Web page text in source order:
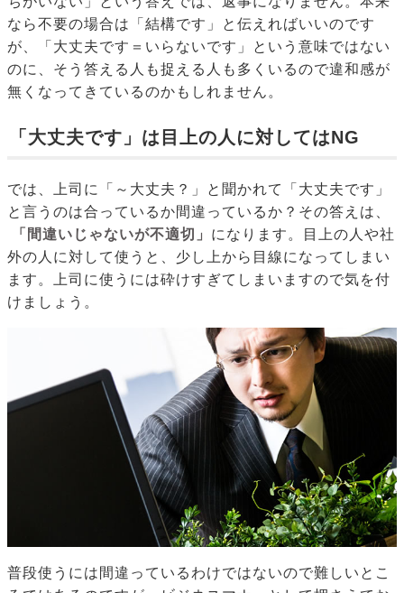
なら不要の場合は「結構です」と伝えればいいのです
が、「大丈夫です＝いらないです」という意味ではない
のに、そう答える人も捉える人も多くいるので違和感が
無くなってきているのかもしれません。
「大丈夫です」は目上の人に対してはNG
では、上司に「～大丈夫？」と聞かれて「大丈夫です」
と言うのは合っているか間違っているか？その答えは、
「間違いじゃないが不適切」 になります。目上の人や社
外の人に対して使うと、少し上から目線になってしまい
ます。上司に使うには砕けすぎてしまいますので気を付
けましょう。
普段使うには間違っているわけではないので難しいとこ